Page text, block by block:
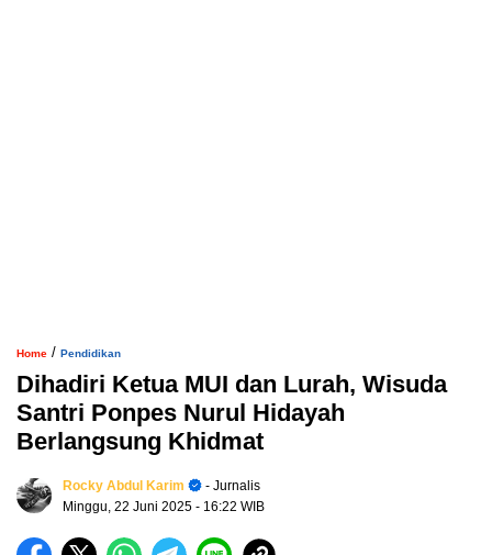
Home / Pendidikan
Dihadiri Ketua MUI dan Lurah, Wisuda
Santri Ponpes Nurul Hidayah
Berlangsung Khidmat
Rocky Abdul Karim
- Jurnalis
Minggu, 22 Juni 2025 - 16:22 WIB